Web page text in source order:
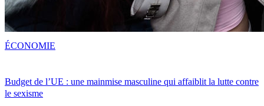
Budget de l’UE : une mainmise masculine qui affaiblit la lutte contre
le sexisme
ÉCONOMIE